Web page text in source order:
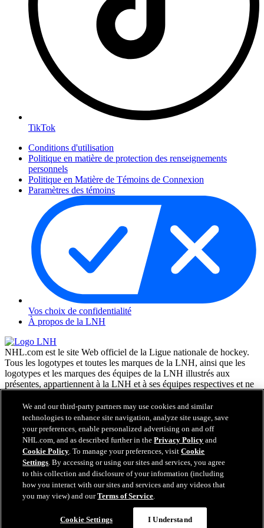
TikTok
Conditions d'utilisation
Politique en matière de protection des renseignements
personnels
Politique en Matière de Témoins de Connexion
Paramètres des témoins
Vos choix de confidentialité
À propos de la LNH
NHL.com est le site Web officiel de la Ligue nationale de hockey.
Tous les logotypes et toutes les marques de la LNH, ainsi que les
logotypes et les marques des équipes de la LNH illustrés aux
présentes, appartiennent à la LNH et à ses équipes respectives et ne
Enterprises, L.P. © LNH 2026. Tous droits réservés. Tous les
chandails d'équipe de la LNH personnalisés avec les noms des
joueurs de la LNH et leurs numéros sont officiellement sous license
de la LNH et de l'AJLNH. Le mot servant de marque Zamboni et la
configuration de la surfaceuse Zamboni sont des marques de
commerce déposées de Frank J. Zamboni & Co., Inc. © Frank J.
Zamboni & Co., Inc. 2026. Tous droits réservés. Toute autre marque
déposée ou tout droit d'auteur d'une tierce partie sont la propriété de
leurs auteurs respectifs. Tous droits réservés.
We and our third-party partners may use cookies and similar
technologies to enhance site navigation, analyze site usage, save
your preferences, enable personalized advertising on and off
NHL.com, and as described further in thePrivacy Policy and
Cookie Policy. To manage your preferences, visitCookie
Settings. By accessing or using our sites and services, you agree
to this collection and disclosure of your information (including
how you interact with our sites and services and any videos that
you may view) and ourTerms of Service.
Cookie Settings I Understand